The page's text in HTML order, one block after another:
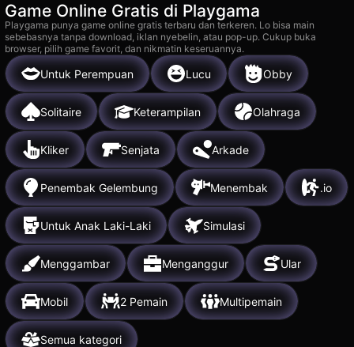
Game Online Gratis di Playgama
Playgama punya game online gratis terbaru dan terkeren. Lo bisa main
sebebasnya tanpa download, iklan nyebelin, atau pop-up. Cukup buka
browser, pilih game favorit, dan nikmatin keseruannya.
Untuk Perempuan Lucu Obby
Solitaire Keterampilan Olahraga
Kliker Senjata Arkade
Penembak Gelembung Menembak .io
Untuk Anak Laki-Laki Simulasi
Menggambar Menganggur Ular
Mobil 2 Pemain Multipemain
Semua kategori